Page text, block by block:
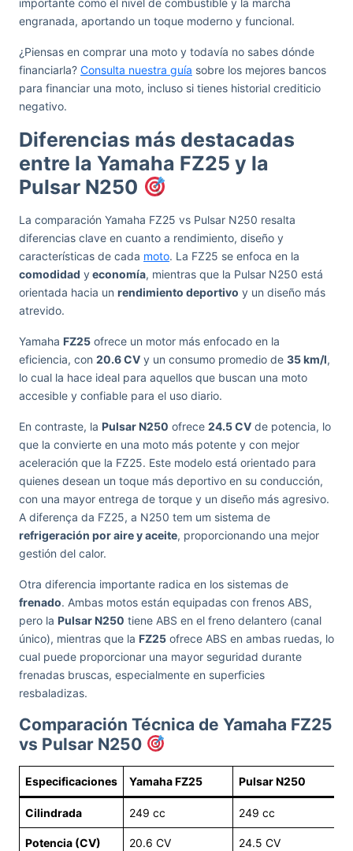
importante como el nivel de combustible y la marcha
engranada, aportando un toque moderno y funcional.
¿Piensas en comprar una moto y todavía no sabes dónde
financiarla? Consulta nuestra guía sobre los mejores bancos
para financiar una moto, incluso si tienes historial crediticio
negativo.
Diferencias más destacadas
entre la Yamaha FZ25 y la
Pulsar N250
La comparación Yamaha FZ25 vs Pulsar N250 resalta
diferencias clave en cuanto a rendimiento, diseño y
características de cada moto. La FZ25 se enfoca en la
comodidad yeconomía, mientras que la Pulsar N250 está
orientada hacia un rendimiento deportivo y un diseño más
atrevido.
Yamaha FZ25 ofrece un motor más enfocado en la
eficiencia, con 20.6 CV y un consumo promedio de 35 km/l,
lo cual la hace ideal para aquellos que buscan una moto
accesible y confiable para el uso diario.
En contraste, la Pulsar N250 ofrece 24.5 CV de potencia, lo
que la convierte en una moto más potente y con mejor
aceleración que la FZ25. Este modelo está orientado para
quienes desean un toque más deportivo en su conducción,
con una mayor entrega de torque y un diseño más agresivo.
A diferença da FZ25, a N250 tem um sistema de
refrigeración por aire y aceite, proporcionando una mejor
gestión del calor.
Otra diferencia importante radica en los sistemas de
frenado. Ambas motos están equipadas con frenos ABS,
pero la Pulsar N250 tiene ABS en el freno delantero (canal
único), mientras que la FZ25 ofrece ABS en ambas ruedas, lo
cual puede proporcionar una mayor seguridad durante
frenadas bruscas, especialmente en superficies
resbaladizas.
Comparación Técnica de Yamaha FZ25
vs Pulsar N250
Especificaciones Yamaha FZ25 Pulsar N250
Cilindrada 249 cc 249 cc
Potencia (CV) 20.6 CV 24.5 CV